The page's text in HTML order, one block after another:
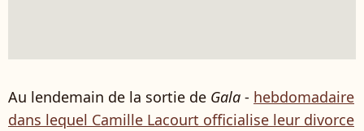
Au lendemain de la sortie de Gala - hebdomadaire
dans lequel Camille Lacourt officialise leur divorce